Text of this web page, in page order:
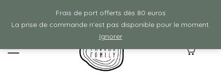
Frais de ports offerts à partir de 80€ d'achat :)
Frais de port offerts dès 80 euros
La prise de commande n'est pas disponible pour le moment.
Ignorer